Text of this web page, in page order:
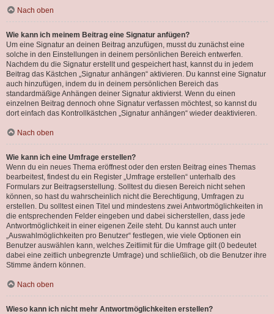
Nach oben
Wie kann ich meinem Beitrag eine Signatur anfügen?
Um eine Signatur an deinen Beitrag anzufügen, musst du zunächst eine
solche in den Einstellungen in deinem persönlichen Bereich entwerfen.
Nachdem du die Signatur erstellt und gespeichert hast, kannst du in jedem
Beitrag das Kästchen „Signatur anhängen“ aktivieren. Du kannst eine Signatur
auch hinzufügen, indem du in deinem persönlichen Bereich das
standardmäßige Anhängen deiner Signatur aktivierst. Wenn du einen
einzelnen Beitrag dennoch ohne Signatur verfassen möchtest, so kannst du
dort einfach das Kontrollkästchen „Signatur anhängen“ wieder deaktivieren.
Nach oben
Wie kann ich eine Umfrage erstellen?
Wenn du ein neues Thema eröffnest oder den ersten Beitrag eines Themas
bearbeitest, findest du ein Register „Umfrage erstellen“ unterhalb des
Formulars zur Beitragserstellung. Solltest du diesen Bereich nicht sehen
können, so hast du wahrscheinlich nicht die Berechtigung, Umfragen zu
erstellen. Du solltest einen Titel und mindestens zwei Antwortmöglichkeiten in
die entsprechenden Felder eingeben und dabei sicherstellen, dass jede
Antwortmöglichkeit in einer eigenen Zeile steht. Du kannst auch unter
„Auswahlmöglichkeiten pro Benutzer“ festlegen, wie viele Optionen ein
Benutzer auswählen kann, welches Zeitlimit für die Umfrage gilt (0 bedeutet
dabei eine zeitlich unbegrenzte Umfrage) und schließlich, ob die Benutzer ihre
Stimme ändern können.
Nach oben
Wieso kann ich nicht mehr Antwortmöglichkeiten erstellen?